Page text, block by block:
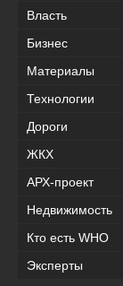
Власть
Бизнес
Материалы
Технологии
Дороги
ЖКХ
АРХ-проект
Недвижимость
Кто есть WHO
Эксперты